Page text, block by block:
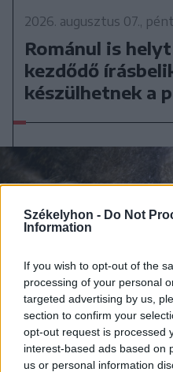
Székelyhon - Do Not
Information
If you wish to opt-out of the
processing of your personal
targeted advertising by us,
section to confirm your
opt-out request is processed
interest-based ads based on
us or personal information
2026. augusztus 07.,
Románul is
kezdődő
készülhetnek a